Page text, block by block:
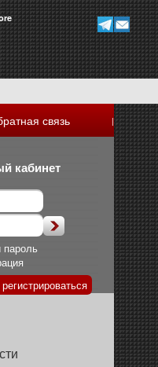
связь |
кабинет